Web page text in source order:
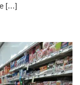
[…]